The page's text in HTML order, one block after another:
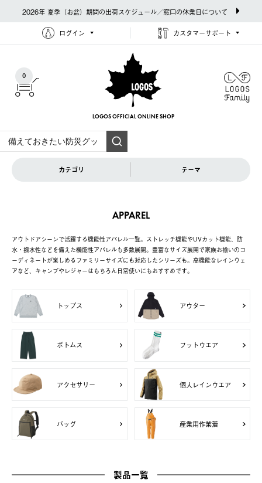
2026年 夏季（お盆）期間の出荷スケジュール／窓口の休業日について
ログイン カスタマーサポート
0
LOGOS OFFICIAL ONLINE SHOP
カテゴリ テーマ
APPAREL
アウトドアシーンで活躍する機能性アパレル一覧。ストレッチ機能やUVカット機能、防
水・撥水性などを備えた機能性アパレルも多数展開。豊富なサイズ展開で家族お揃いのコ
ーディネートが楽しめるファミリーサイズにも対応したシリーズも。高機能なレインウェ
アなど、キャンプやレジャーはもちろん日常使いにもおすすめです。
トップス アウター
ボトムス フットウエア
アクセサリー 個人レインウエア
バッグ 産業用作業着
製品一覧